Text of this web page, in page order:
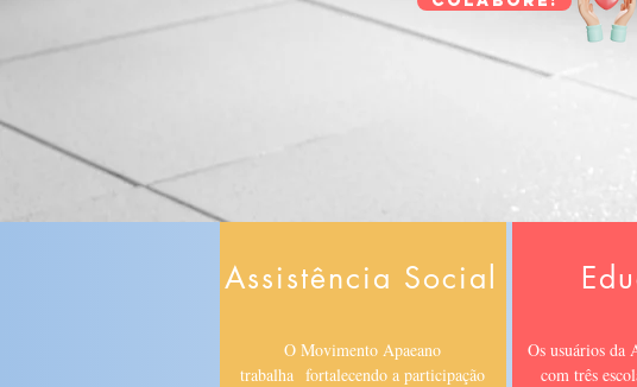
Assistência Social
O Movimento Apaeano
trabalha fortalecendo a participação
Os usuários da
com três